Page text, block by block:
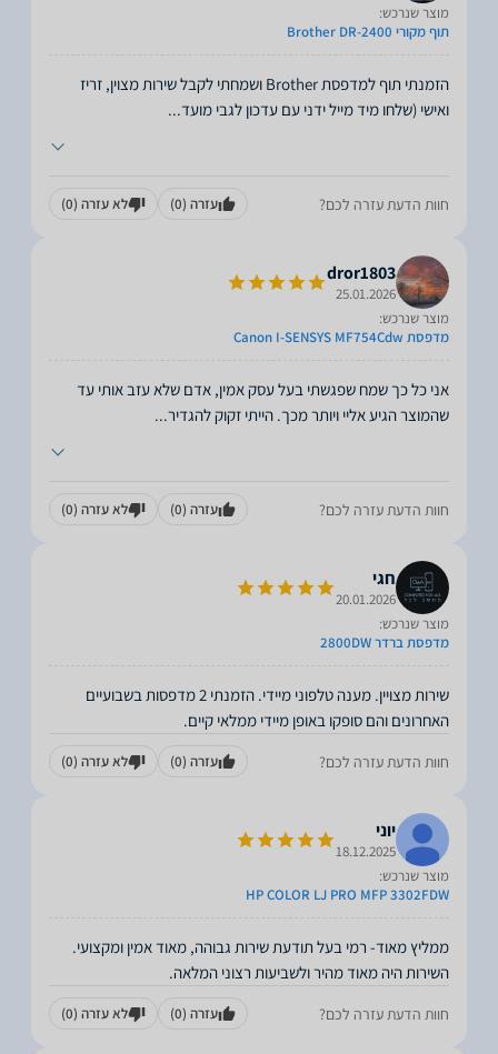
מוצר שנרכש:
תוף מקורי Brother DR-2400
הזמנתי תוף למדפסת Brother ושמחתי לקבל שירות מצוין, זריז
ואישי (שלחו מיד מייל ידני עם עדכון לגבי מועד...
חוות הדעת עזרה לכם? עזרה (0) לא עזרה (0)
dror1803
25.01.2026
מוצר שנרכש:
מדפסת Canon I-SENSYS MF754Cdw
אני כל כך שמח שפגשתי בעל עסק אמין, אדם שלא עזב אותי עד
שהמוצר הגיע אליי ויותר מכך. הייתי זקוק להגדיר...
חוות הדעת עזרה לכם? עזרה (0) לא עזרה (0)
חגי
20.01.2026
מוצר שנרכש:
מדפסת ברדר 2800DW
שירות מצויין. מענה טלפוני מיידי. הזמנתי 2 מדפסות בשבועיים
האחרונים והם סופקו באופן מיידי ממלאי קיים.
חוות הדעת עזרה לכם? עזרה (0) לא עזרה (0)
יוני
18.12.2025
מוצר שנרכש:
HP COLOR LJ PRO MFP 3302FDW
השירות היה מאוד מהיר ולשביעות רצוני המלאה.
חוות הדעת עזרה לכם? עזרה (0) לא עזרה (0)